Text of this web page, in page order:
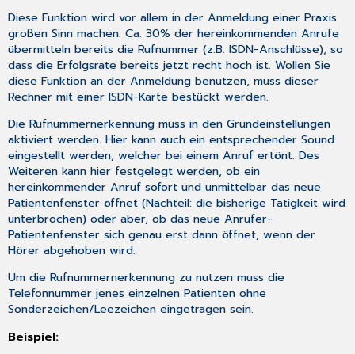
Diese Funktion wird vor allem in der Anmeldung einer Praxis
großen Sinn machen. Ca. 30% der hereinkommenden Anrufe
übermitteln bereits die Rufnummer (z.B. ISDN-Anschlüsse), so
dass die Erfolgsrate bereits jetzt recht hoch ist. Wollen Sie
diese Funktion an der Anmeldung benutzen, muss dieser
Rechner mit einer ISDN-Karte bestückt werden.
Die Rufnummernerkennung muss in den Grundeinstellungen
aktiviert werden. Hier kann auch ein entsprechender Sound
eingestellt werden, welcher bei einem Anruf ertönt. Des
Weiteren kann hier festgelegt werden, ob ein
hereinkommender Anruf sofort und unmittelbar das neue
Patientenfenster öffnet (Nachteil: die bisherige Tätigkeit wird
unterbrochen) oder aber, ob das neue Anrufer-
Patientenfenster sich genau erst dann öffnet, wenn der
Hörer abgehoben wird.
Um die Rufnummernerkennung zu nutzen muss die
Telefonnummer jenes einzelnen Patienten ohne
Sonderzeichen/Leezeichen eingetragen sein.
Beispiel: